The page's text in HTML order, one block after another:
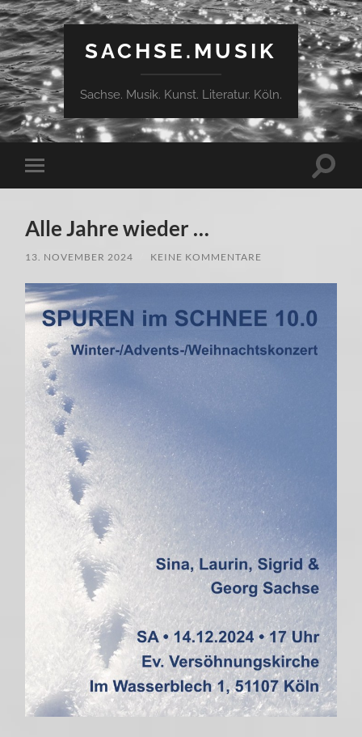
SACHSE.MUSIK
Sachse. Musik. Kunst. Literatur. Köln.
Mobile-
Menü
Alle Jahre wieder …
13. NOVEMBER 2024 KEINE KOMMENTARE